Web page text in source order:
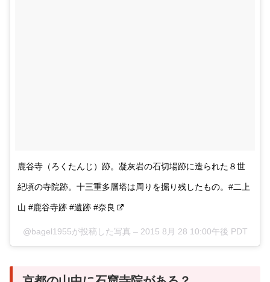
鹿谷寺（ろくたんじ）跡。凝灰岩の石切場跡に造られた８世
紀頃の寺院跡。十三重多層塔は周りを掘り残したもの。#二上
山 #鹿谷寺跡 #遺跡 #奈良
@bagel1955が投稿した写真 – 2015 8月 28 10:00午後 PDT